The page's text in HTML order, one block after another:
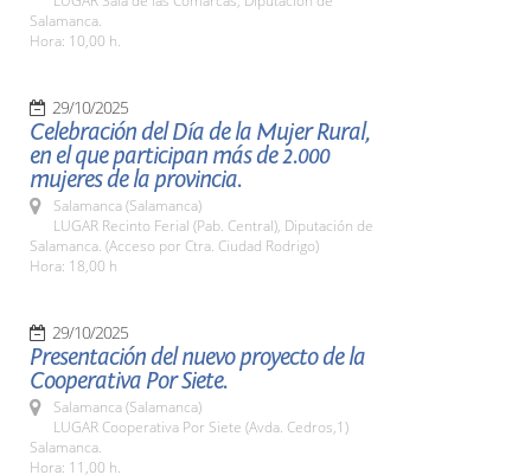
Salamanca.
Hora: 10,00 h.
29/10/2025
Celebración del Día de la Mujer Rural,
en el que participan más de 2.000
mujeres de la provincia.
Salamanca (Salamanca)
LUGAR Recinto Ferial (Pab. Central), Diputación de
Salamanca. (Acceso por Ctra. Ciudad Rodrigo)
Hora: 18,00 h
29/10/2025
Presentación del nuevo proyecto de la
Cooperativa Por Siete.
Salamanca (Salamanca)
LUGAR Cooperativa Por Siete (Avda. Cedros,1)
Salamanca.
Hora: 11,00 h.